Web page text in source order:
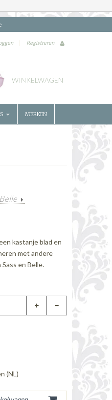
| Registreren
WINKELWAGEN
MERKEN
kastanje blad en
met andere
en Belle.
(NL)